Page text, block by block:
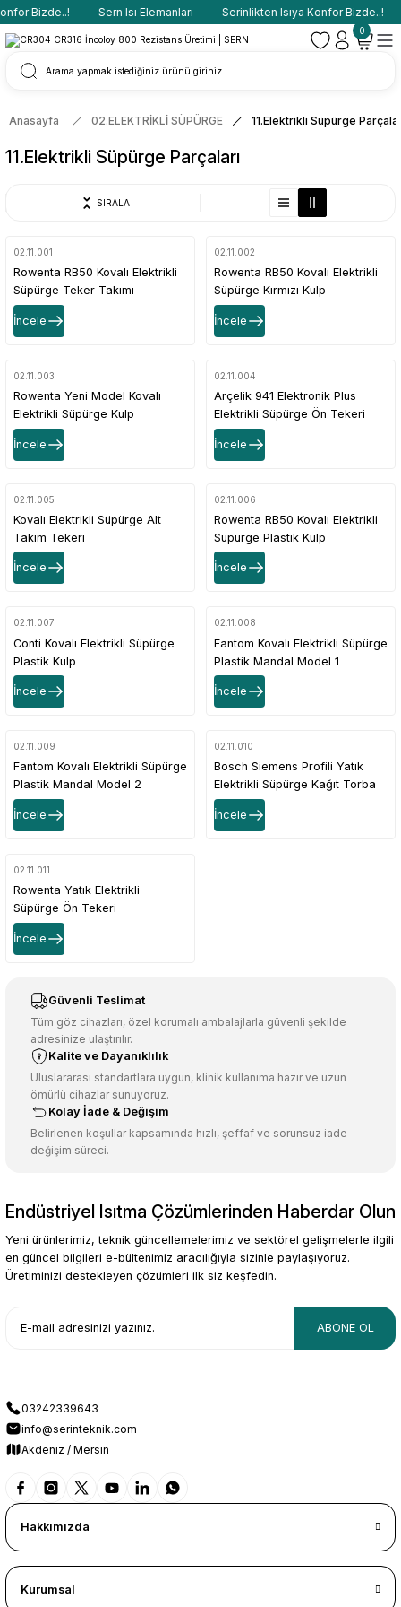
Bizde..! Sern Isı Elemanları Serinlikten Isıya Konfor Bizde..!
0
Anasayfa 02.ELEKTRİKLİ SÜPÜRGE 11.Elektrikli Süpürge
11.Elektrikli Süpürge Parçaları
SIRALA
02.11.001
Rowenta RB50 Kovalı Elektrikli
Süpürge Teker Takımı
İncele
02.11.002
Rowenta RB50 Kovalı Elektrikli
Süpürge Kırmızı Kulp
İncele
02.11.003
Rowenta Yeni Model Kovalı
Elektrikli Süpürge Kulp
İncele
02.11.004
Arçelik 941 Elektronik Plus
Elektrikli Süpürge Ön Tekeri
İncele
02.11.005
Kovalı Elektrikli Süpürge Alt
Takım Tekeri
İncele
02.11.006
Rowenta RB50 Kovalı Elektrikli
Süpürge Plastik Kulp
İncele
02.11.007
Conti Kovalı Elektrikli Süpürge
Plastik Kulp
İncele
02.11.008
Fantom Kovalı Elektrikli Süpürge
Plastik Mandal Model 1
İncele
02.11.009
Fantom Kovalı Elektrikli Süpürge
Plastik Mandal Model 2
İncele
02.11.010
Bosch Siemens Profili Yatık
Elektrikli Süpürge Kağıt Torba
Takma Kızağı
İncele
02.11.011
Rowenta Yatık Elektrikli
Süpürge Ön Tekeri
İncele
Güvenli Teslimat
Tüm göz cihazları, özel korumalı ambalajlarla güvenli şekilde
adresinize ulaştırılır.
Kalite ve Dayanıklılık
Uluslararası standartlara uygun, klinik kullanıma hazır ve uzun
ömürlü cihazlar sunuyoruz.
Kolay İade & Değişim
Belirlenen koşullar kapsamında hızlı, şeffaf ve sorunsuz iade–
değişim süreci.
Endüstriyel Isıtma Çözümlerinden Haberdar Olun
Yeni ürünlerimiz, teknik güncellemelerimiz ve sektörel gelişmelerle ilgili
en güncel bilgileri e-bültenimiz aracılığıyla sizinle paylaşıyoruz.
Üretiminizi destekleyen çözümleri ilk siz keşfedin.
ABONE OL
03242339643
info@serinteknik.com
Akdeniz / Mersin
Hakkımızda
Kurumsal